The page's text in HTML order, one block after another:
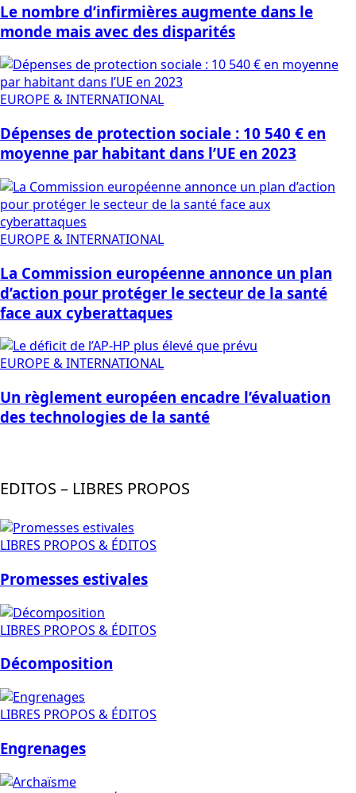
Le nombre d’infirmières augmente dans le
monde mais avec des disparités
EUROPE & INTERNATIONAL
Dépenses de protection sociale : 10 540 € en
moyenne par habitant dans l’UE en 2023
EUROPE & INTERNATIONAL
La Commission européenne annonce un plan
d’action pour protéger le secteur de la santé
face aux cyberattaques
EUROPE & INTERNATIONAL
Un règlement européen encadre l’évaluation
des technologies de la santé
EDITOS – LIBRES PROPOS
LIBRES PROPOS & ÉDITOS
Promesses estivales
LIBRES PROPOS & ÉDITOS
Décomposition
LIBRES PROPOS & ÉDITOS
Engrenages